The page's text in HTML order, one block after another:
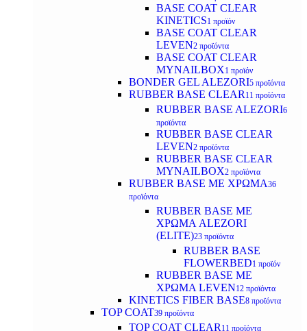
BASE COAT CLEAR
KINETICS1 προϊόν
BASE COAT CLEAR
LEVEN2 προϊόντα
BASE COAT CLEAR
MYNAILBOX1 προϊόν
BONDER GEL ALEZORI5 προϊόντα
RUBBER BASE CLEAR 11 προϊόντα
RUBBER BASE ALEZORI6
προϊόντα
RUBBER BASE CLEAR
LEVEN2 προϊόντα
RUBBER BASE CLEAR
MYNAILBOX2 προϊόντα
RUBBER BASE ΜΕ ΧΡΩΜΑ36
προϊόντα
RUBBER BASE ΜΕ
ΧΡΩΜΑ ALEZORI
(ELITE)23 προϊόντα
RUBBER BASE
FLOWERBED1 προϊόν
RUBBER BASE ΜΕ
ΧΡΩΜΑ LEVEN12 προϊόντα
KINETICS FIBER BASE8 προϊόντα
TOP COAT39 προϊόντα
TOP COAT CLEAR 11 προϊόντα